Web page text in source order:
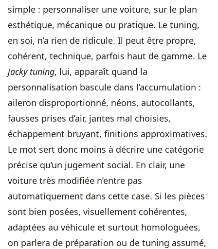
simple : personnaliser une voiture, sur le plan
esthétique, mécanique ou pratique. Le tuning,
en soi, n’a rien de ridicule. Il peut être propre,
cohérent, technique, parfois haut de gamme. Le
jacky tuning, lui, apparaît quand la
personnalisation bascule dans l’accumulation :
aileron disproportionné, néons, autocollants,
fausses prises d’air, jantes mal choisies,
échappement bruyant, finitions approximatives.
Le mot sert donc moins à décrire une catégorie
précise qu’un jugement social. En clair, une
voiture très modifiée n’entre pas
automatiquement dans cette case. Si les pièces
sont bien posées, visuellement cohérentes,
adaptées au véhicule et surtout homologuées,
on parlera de préparation ou de tuning assumé,